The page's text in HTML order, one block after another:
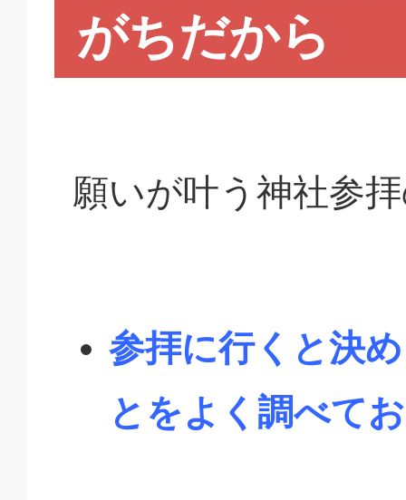
がちだから
願いが叶う神社参
参拝に行くと決
とをよく調べて